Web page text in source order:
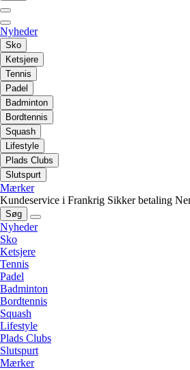
Nyheder
Sko
Ketsjere
Tennis
Padel
Badminton
Bordtennis
Squash
Lifestyle
Plads Clubs
Slutspurt
Mærker
Kundeservice i Frankrig Sikker betaling
Søg
Nyheder
Sko
Ketsjere
Tennis
Padel
Badminton
Bordtennis
Squash
Lifestyle
Plads Clubs
Slutspurt
Mærker